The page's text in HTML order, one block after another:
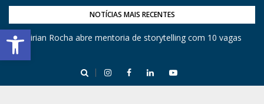
Barra de Ferramentas Aberta
NOTÍCIAS MAIS RECENTES
Mirian Rocha abre mentoria de storytelling com 10 vagas